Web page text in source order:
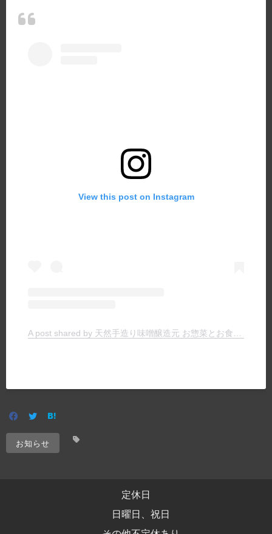
View this post on Instagram
お知らせ
定休日
日曜日、祝日